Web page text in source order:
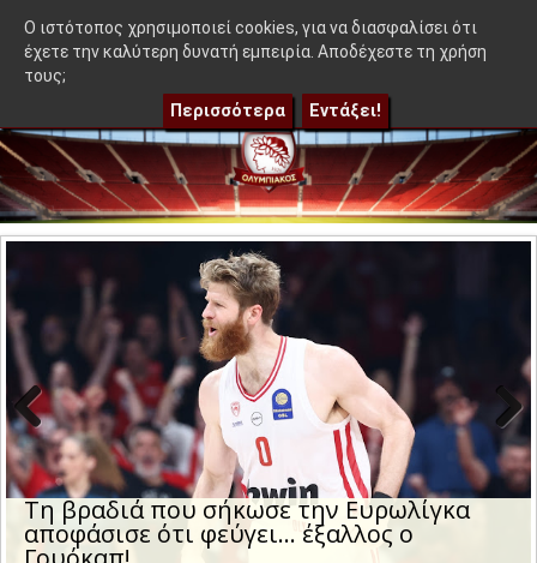
≡ OlympEidisis |
«Ο Ολυμπιακός έτοιμος να προσφέρει
μεγάλο συμβόλαιο στον Χεζόνια»
Previo
us
Next
| Η μέρα και η ώρα της ρεβάνς του Ολυμπιακού με τη
O ιστότοπος χρησιμοποιεί cookies, για να διασφαλίσει ότι
έχετε την καλύτερη δυνατή εμπειρία. Αποδέχεστε τη χρήση
τους;
Περισσότερα Εντάξει!